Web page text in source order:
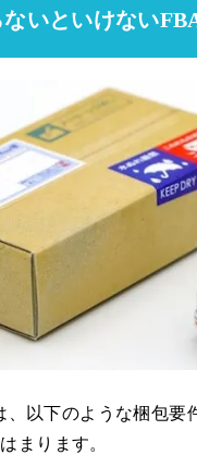
ないといけない
、以下のような梱包
まります。